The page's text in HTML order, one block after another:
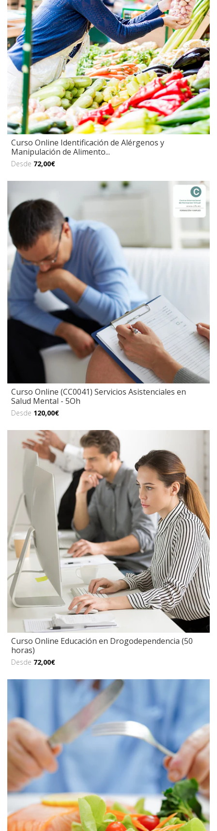
Curso Online Identificación de Alérgenos y
Manipulación de Alimento...
Desde 72,00€
Curso Online (CC0041) Servicios Asistenciales en
Salud Mental - 5Oh
Desde 120,00€
Curso Online Educación en Drogodependencia (50
horas)
Desde 72,00€